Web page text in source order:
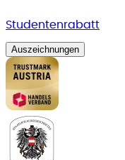
Studentenrabatt
Auszeichnungen